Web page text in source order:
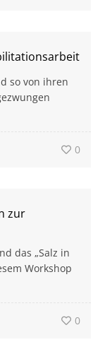
so von ihren
0
zur
das „Salz in
Workshop
0